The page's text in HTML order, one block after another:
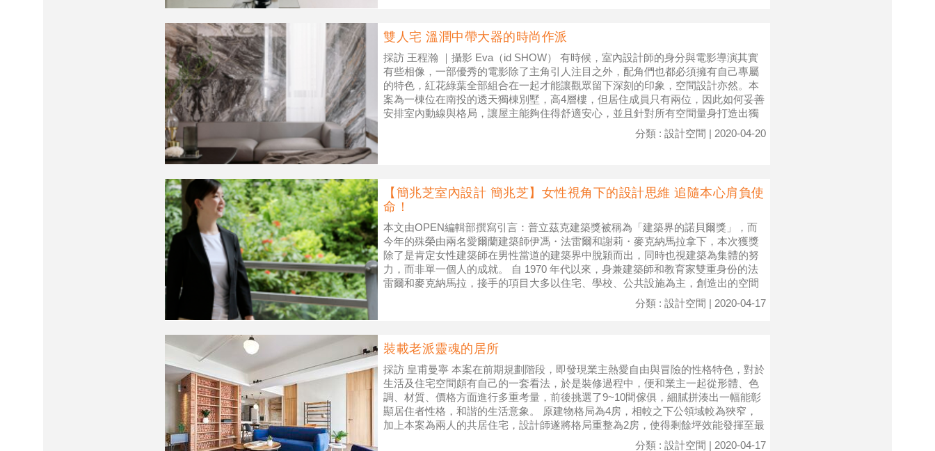
雙人宅 溫潤中帶大器的時尚作派
採訪 王程瀚 ｜攝影 Eva（id SHOW） 有時候，室內設計師的身分與電影導演其實
有些相像，一部優秀的電影除了主角引人注目之外，配角們也都必須擁有自己專屬
的特色，紅花綠葉全部組合在一起才能讓觀眾留下深刻的印象，空間設計亦然。本
案為一棟位在南投的透天獨棟別墅，高4層樓，但居住成員只有兩位，因此如何妥善
安排室內動線與格局，讓屋主能夠住得舒適安心，並且針對所有空間量身打造出獨
分類 : 設計空間 | 2020-04-20
【簡兆芝室內設計 簡兆芝】女性視角下的設計思維 追隨本心肩負使
命！
本文由OPEN編輯部撰寫引言：普立茲克建築獎被稱為「建築界的諾貝爾獎」，而
今年的殊榮由兩名愛爾蘭建築師伊馮・法雷爾和謝莉・麥克納馬拉拿下，本次獲獎
除了是肯定女性建築師在男性當道的建築界中脫穎而出，同時也視建築為集體的努
力，而非單一個人的成就。 自 1970 年代以來，身兼建築師和教育家雙重身份的法
雷爾和麥克納馬拉，接手的項目大多以住宅、學校、公共設施為主，創造出的空間
分類 : 設計空間 | 2020-04-17
裝載老派靈魂的居所
採訪 皇甫曼寧 本案在前期規劃階段，即發現業主熱愛自由與冒險的性格特色，對於
生活及住宅空間頗有自己的一套看法，於是裝修過程中，便和業主一起從形體、色
調、材質、價格方面進行多重考量，前後挑選了9~10間傢俱，細膩拼湊出一幅能彰
顯居住者性格，和諧的生活意象。 原建物格局為4房，相較之下公領域較為狹窄，
加上本案為兩人的共居住宅，設計師遂將格局重整為2房，使得剩餘坪效能發揮至最
分類 : 設計空間 | 2020-04-17